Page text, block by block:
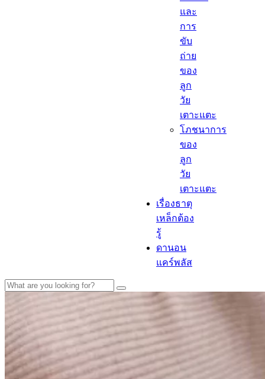
และ
การ
ขับ
ถ่าย
ของ
ลูก
วัย
เตาะแตะ
โภชนาการ
ของ
ลูก
วัย
เตาะแตะ
เรื่องธาตุ
เหล็กต้อง
รู้​
ดานอน
แคร์พลัส